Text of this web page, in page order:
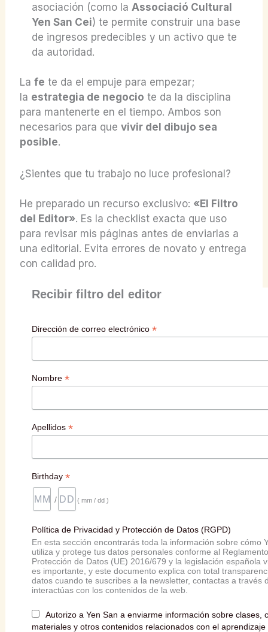
asociación (como la Associació Cultural
Yen San Cei) te permite construir una base
de ingresos predecibles y un activo que te
da autoridad.
Lafe te da el empuje para empezar;
la estrategia de negocio te da la disciplina
para mantenerte en el tiempo. Ambos son
necesarios para quevivir del dibujo sea
posible.
¿Sientes que tu trabajo no luce profesional?
He preparado un recurso exclusivo: «El Filtro
del Editor». Es la checklist exacta que uso
para revisar mis páginas antes de enviarlas a
una editorial. Evita errores de novato y entrega
con calidad pro.
Recibir filtro del editor
Dirección de correo electrónico*
Nombre*
Apellidos*
Birthday*
/ ( mm / dd )
Política de Privacidad y Protección de Datos (RGPD)
En esta sección encontrarás toda la información sobre cómo
utiliza y protege tus datos personales conforme al
Protección de Datos (UE) 2016/679 y la legislación española
es importante, y este documento explica con total
datos cuando te suscribes a la newsletter, contactas a través
interactúas con los contenidos de la web.
Autorizo a Yen San a enviarme información sobre clases,
materiales y otros contenidos relacionados con el